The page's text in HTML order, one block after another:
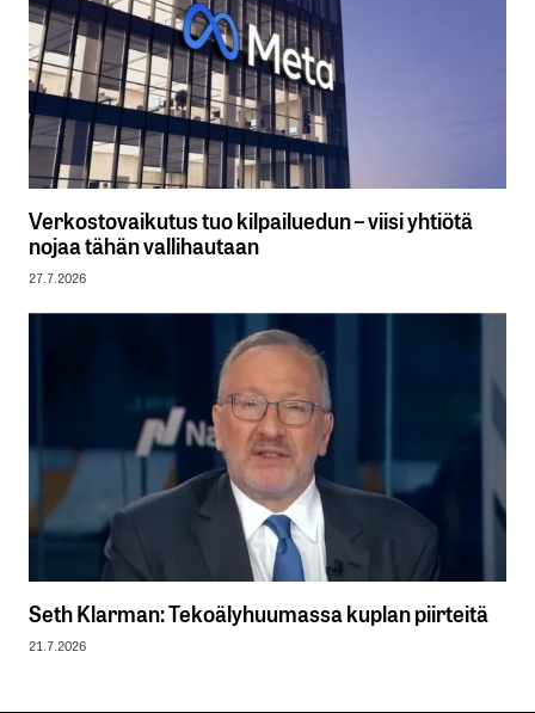
Verkostovaikutus tuo kilpailuedun – viisi yhtiötä
nojaa tähän vallihautaan
27.7.2026
Seth Klarman: Tekoälyhuumassa kuplan piirteitä
21.7.2026